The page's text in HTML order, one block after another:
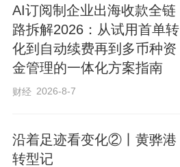
AI订阅制企业出海收款全链
路拆解2026：从试用首单转
化到自动续费再到多币种资
金管理的一体化方案指南
财经 2026-8-7
沿着足迹看变化②丨黄骅港
转型记